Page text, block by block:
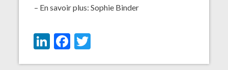
– En savoir plus: Sophie Binder
LinkedIn
Facebook
Twitter